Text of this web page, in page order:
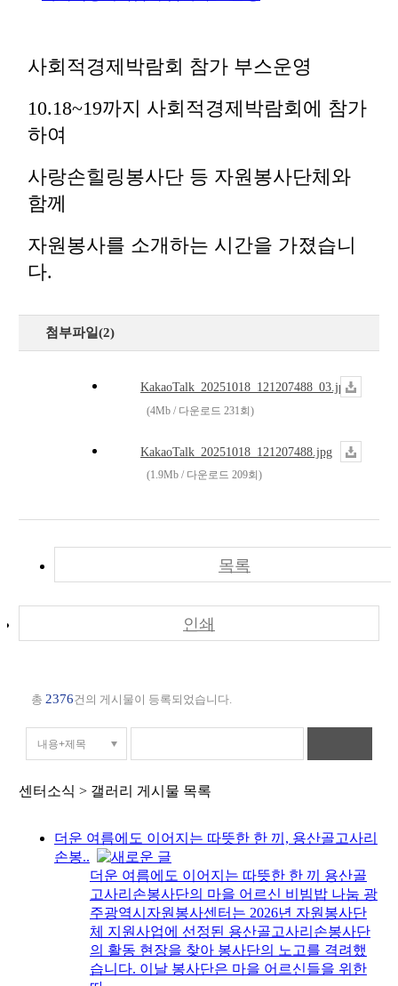
사회적경제박람회 참가 부스운영
10.18~19까지 사회적경제박람회에 참가
하여
사랑손힐링봉사단 등 자원봉사단체와
함께
자원봉사를 소개하는 시간을 가졌습니
다.
첨부파일(2)
KakaoTalk_20251018_121207488_03.jpg
(4Mb / 다운로드 231회)
KakaoTalk_20251018_121207488.jpg
(1.9Mb / 다운로드 209회)
목록
인쇄
총 2376건의 게시물이 등록되었습니다.
센터소식 > 갤러리 게시물 목록
더운 여름에도 이어지는 따뜻한 한 끼, 용산골고사리
손봉..
더운 여름에도 이어지는 따뜻한 한 끼 용산골
고사리손봉사단의 마을 어르신 비빔밥 나눔 광
주광역시자원봉사센터는 2026년 자원봉사단
체 지원사업에 선정된 용산골고사리손봉사단
의 활동 현장을 찾아 봉사단의 노고를 격려했
습니다. 이날 봉사단은 마을 어르신들을 위한